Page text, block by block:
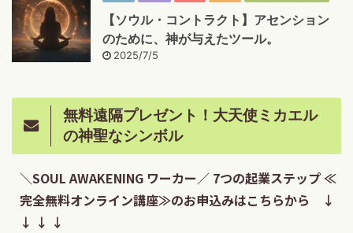
【ソウル・コントラクト】アセンション
のために、神が与えたツール。
2025/7/5
無料遠隔プレゼント！大天使ミカエル
の神聖なシンボル
＼SOUL AWAKENING ワーカー／ 7つの起業ステップ ≪
完全無料オンライン講座≫のお申込みはこちらから ↓
↓ ↓ ↓